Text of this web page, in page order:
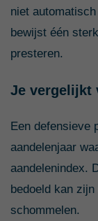
niet
bewijst één
presteren.
Je vergelijkt
Een defensieve
aandelenjaar
aandelenindex.
bedoeld kan
schommelen.